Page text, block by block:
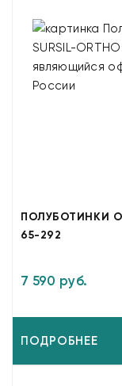
ПОЛУБОТИНКИ
65-292
7 590 руб.
ПОДРОБНЕЕ